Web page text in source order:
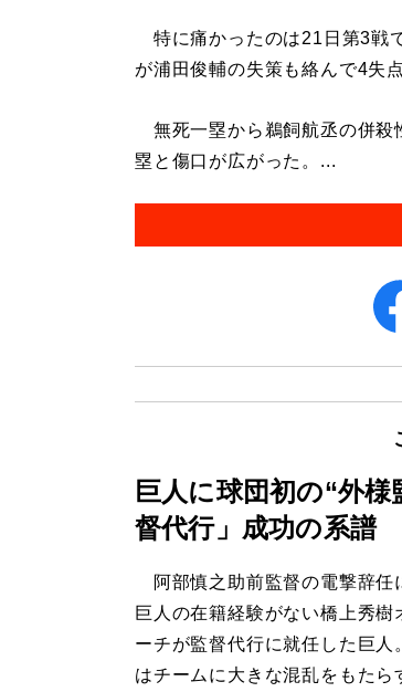
特に痛かったのは21日第3戦
が浦田俊輔の失策も絡んで4失点
無死一塁から鵜飼航丞の併殺
塁と傷口が広がった。...
巨人に球団初の“外
督代行」成功の系譜
阿部慎之助前監督の電撃辞任
巨人の在籍経験がない橋上秀樹
ーチが監督代行に就任した巨人
はチームに大きな混乱をもたら